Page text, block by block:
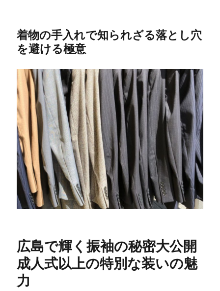
着物の手入れで知られざる落とし穴
を避ける極意
広島で輝く振袖の秘密大公開
成人式以上の特別な装いの魅
力